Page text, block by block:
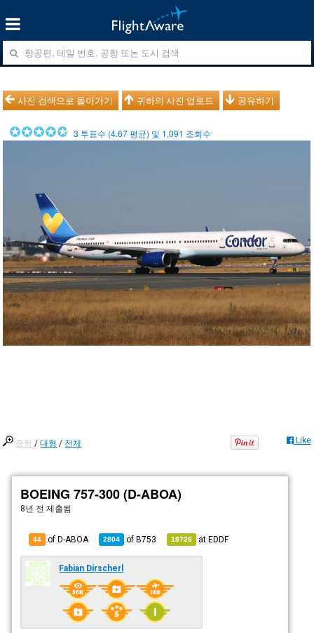
사진 검색으로 돌아가기 귀하의 사진 업로드 공유하기
3 투표수 (4.67평균) 및 1,091 조회수
중형 /대형 / 전체 Like
BOEING 757-300 (D-ABOA)
8년 전 제출됨
44 of D-ABOA 2804 ofB753 18726 atEDDF
Fabian Dirscherl